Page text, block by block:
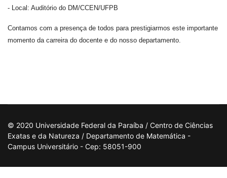
- Local: Auditório do DM/CCEN/UFPB
Contamos com a presença de todos para prestigiarmos este importante
momento da carreira do docente e do nosso departamento.
© 2020 Universidade Federal da Paraíba / Centro de Ciências
Exatas e da Natureza / Departamento de Matemática -
Campus Universitário - Cep: 58051-900